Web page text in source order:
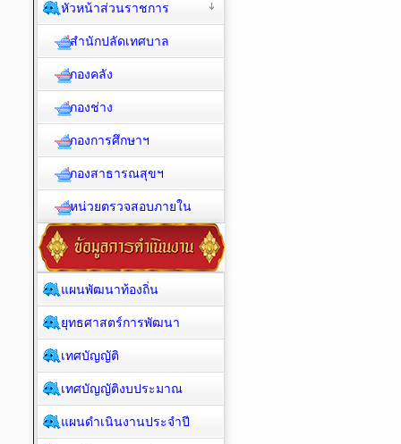
หัวหน้าส่วนราชการ
สำนักปลัดเทศบาล
กองคลัง
กองช่าง
กองการศึกษาฯ
กองสาธารณสุขฯ
หน่วยตรวจสอบภายใน
แผนพัฒนาท้องถิ่น
ยุทธศาสตร์การพัฒนา
เทศบัญญัติ
เทศบัญญัติงบประมาณ
แผนดำเนินงานประจำปี